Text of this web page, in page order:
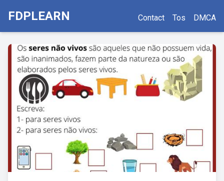
FDPLEARN Contact Tos DMCA